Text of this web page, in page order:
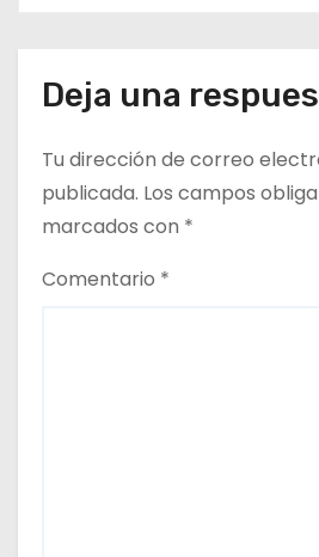
r
d
a
s
Deja una
Tu dirección de correo
publicada. Los campos
marcados con *
Comentario *